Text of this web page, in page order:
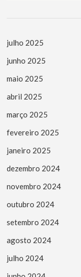
julho 2025
junho 2025
maio 2025
abril 2025
março 2025
fevereiro 2025
janeiro 2025
dezembro 2024
novembro 2024
outubro 2024
setembro 2024
agosto 2024
julho 2024